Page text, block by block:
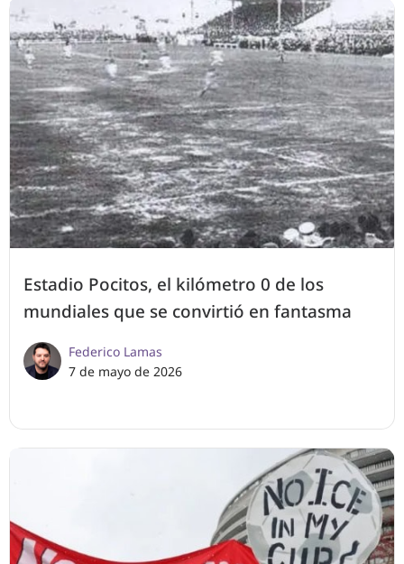
Estadio Pocitos, el kilómetro 0 de los
mundiales que se convirtió en fantasma
Federico Lamas
7 de mayo de 2026